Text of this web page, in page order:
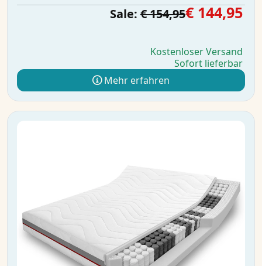
Sale: € 154,95€ 144,95
Kostenloser Versand
Sofort lieferbar
Mehr erfahren